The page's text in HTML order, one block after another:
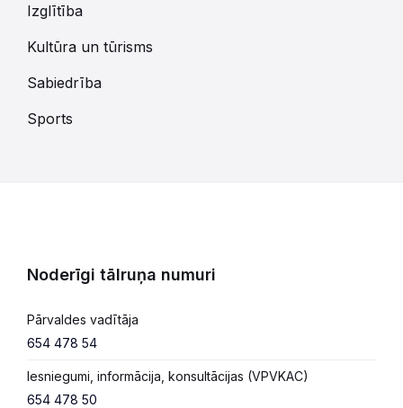
Izglītība
Kultūra un tūrisms
Sabiedrība
Sports
Noderīgi tālruņa numuri
Pārvaldes vadītāja
654 478 54
Iesniegumi, informācija, konsultācijas (VPVKAC)
654 478 50